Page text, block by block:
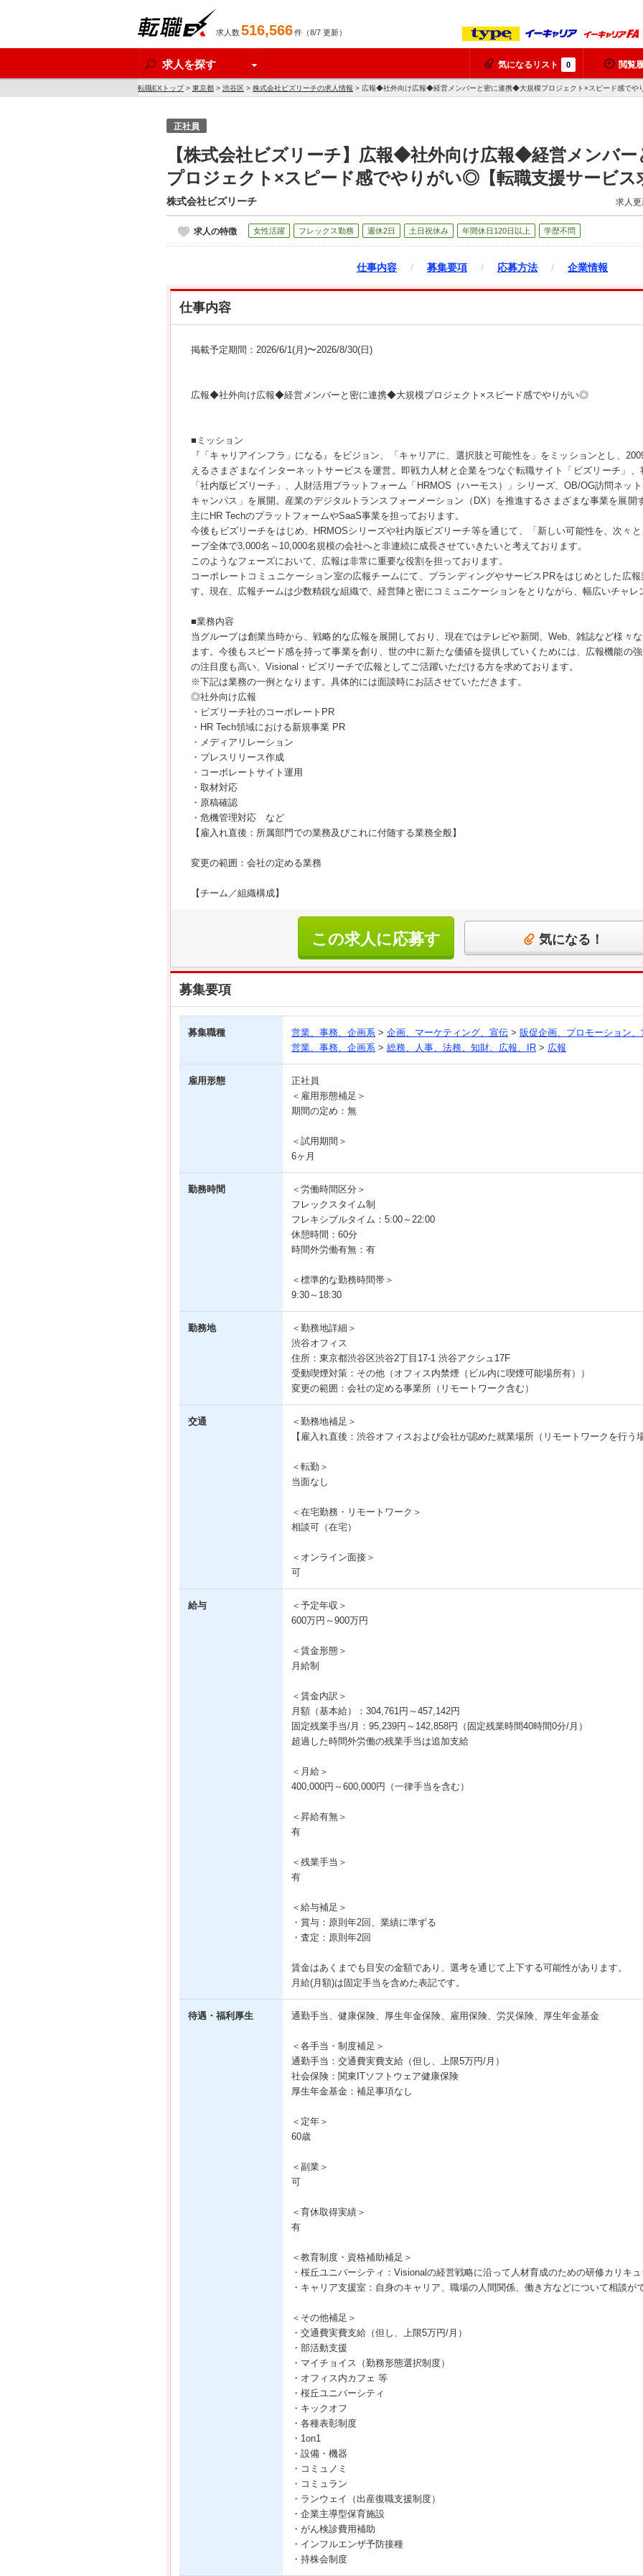
求人数516,566件（8/7 更新）
求人を探す 気になるリスト 0 閲覧
転職EXトップ> 東京都 > 渋谷区 > 株式会社ビズリーチの求人情報 > 広報◆社外向け広報◆経営メンバーと密に連携◆大規模プロジェクト×スピード感でや
正社員
【株式会社ビズリーチ】広報◆社外向け広報◆経営メンバ
プロジェクト×スピード感でやりがい◎【転職支援サービス
株式会社ビズリーチ 求人
求人の特徴 女性活躍 フレックス勤務 週休2日 土日祝休み 年間休日120日以上 学歴不問
仕事内容 / 募集要項 / 応募方法 / 企業情報
仕事内容
掲載予定期間：2026/6/1(月)〜2026/8/30(日)
広報◆社外向け広報◆経営メンバーと密に連携◆大規模プロジェクト×スピード感でやりがい◎
■ミッション
『「キャリアインフラ」になる』をビジョン、「キャリアに、選択肢と可能性を」をミッションとし、
えるさまざまなインターネットサービスを運営。即戦力人材と企業をつなぐ転職サイト「ビズリーチ」
「社内版ビズリーチ」、人財活用プラットフォーム「HRMOS（ハーモス）」シリーズ、OB/OG訪問ネッ
キャンパス」を展開。産業のデジタルトランスフォーメーション（DX）を推進するさまざまな事業を展開
主にHR TechのプラットフォームやSaaS事業を担っております。
今後もビズリーチをはじめ、HRMOSシリーズや社内版ビズリーチ等を通じて、「新しい可能性を、次々
ープ全体で3,000名～10,000名規模の会社へと非連続に成長させていきたいと考えております。
このようなフェーズにおいて、広報は非常に重要な役割を担っております。
コーポレートコミュニケーション室の広報チームにて、ブランディングやサービスPRをはじめとした広
す。現在、広報チームは少数精鋭な組織で、経営陣と密にコミュニケーションをとりながら、幅広いチャレ
■業務内容
当グループは創業当時から、戦略的な広報を展開しており、現在ではテレビや新聞、Web、雑誌など様々
ます。今後もスピード感を持って事業を創り、世の中に新たな価値を提供していくためには、広報機能の
の注目度も高い、Visional・ビズリーチで広報としてご活躍いただける方を求めております。
※下記は業務の一例となります。具体的には面談時にお話させていただきます。
◎社外向け広報
・ビズリーチ社のコーポレートPR
・HR Tech領域における新規事業 PR
・メディアリレーション
・プレスリリース作成
・コーポレートサイト運用
・取材対応
・原稿確認
・危機管理対応 など
【雇入れ直後：所属部門での業務及びこれに付随する業務全般】
変更の範囲：会社の定める業務
【チーム／組織構成】
この求人に応募す
る
気になる！
募集要項
募集職種 営業、事務、企画系 > 企画、マーケティング、宣伝 > 販促企画、プロモーション
営業、事務、企画系 > 総務、人事、法務、知財、広報、IR > 広報
雇用形態
正社員
＜雇用形態補足＞
期間の定め：無
＜試用期間＞
6ヶ月
勤務時間
＜労働時間区分＞
フレックスタイム制
フレキシブルタイム：5:00～22:00
休憩時間：60分
時間外労働有無：有
＜標準的な勤務時間帯＞
9:30～18:30
勤務地
＜勤務地詳細＞
渋谷オフィス
住所：東京都渋谷区渋谷2丁目17-1 渋谷アクシュ17F
受動喫煙対策：その他（オフィス内禁煙（ビル内に喫煙可能場所有））
変更の範囲：会社の定める事業所（リモートワーク含む）
交通
＜勤務地補足＞
【雇入れ直後：渋谷オフィスおよび会社が認めた就業場所（リモートワークを行う
＜転勤＞
当面なし
＜在宅勤務・リモートワーク＞
相談可（在宅）
＜オンライン面接＞
可
給与
＜予定年収＞
600万円～900万円
＜賃金形態＞
月給制
＜賃金内訳＞
月額（基本給）：304,761円～457,142円
固定残業手当/月：95,239円～142,858円（固定残業時間40時間0分/月）
超過した時間外労働の残業手当は追加支給
＜月給＞
400,000円～600,000円（一律手当を含む）
＜昇給有無＞
有
＜残業手当＞
有
＜給与補足＞
・賞与：原則年2回、業績に準ずる
・査定：原則年2回
賃金はあくまでも目安の金額であり、選考を通じて上下する可能性があります。
月給(月額)は固定手当を含めた表記です。
待遇・福利厚生 通勤手当、健康保険、厚生年金保険、雇用保険、労災保険、厚生年金基金
＜各手当・制度補足＞
通勤手当：交通費実費支給（但し、上限5万円/月）
社会保険：関東ITソフトウェア健康保険
厚生年金基金：補足事項なし
＜定年＞
60歳
＜副業＞
可
＜育休取得実績＞
有
＜教育制度・資格補助補足＞
・桜丘ユニバーシティ：Visionalの経営戦略に沿って人材育成のための研修カリキ
・キャリア支援室：自身のキャリア、職場の人間関係、働き方などについて相談が
＜その他補足＞
・交通費実費支給（但し、上限5万円/月）
・部活動支援
・マイチョイス（勤務形態選択制度）
・オフィス内カフェ 等
・桜丘ユニバーシティ
・キックオフ
・各種表彰制度
・1on1
・設備・機器
・コミュノミ
・コミュラン
・ランウェイ（出産復職支援制度）
・企業主導型保育施設
・がん検診費用補助
・インフルエンザ予防接種
・持株会制度